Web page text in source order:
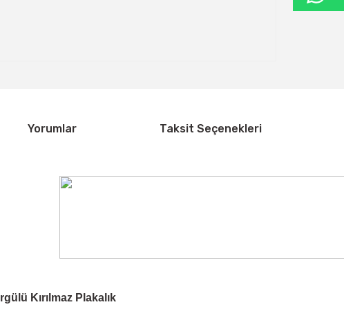
Yorumlar Taksit Seçenekleri
Kırılmaz Plakalık